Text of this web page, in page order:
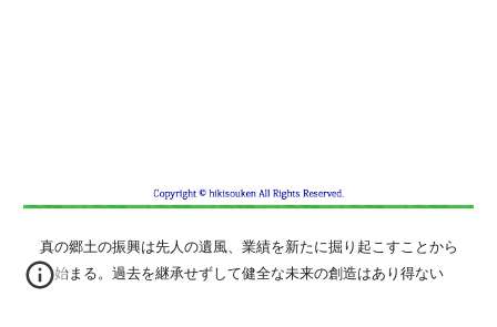
真の郷土の振興は先人の遺風、業績を新たに掘り起こすことから
始まる。過去を継承せずして健全な未来の創造はあり得ない